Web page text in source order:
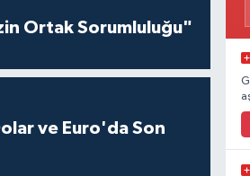
Ortak Sorumluluğu"
ve Euro'da Son